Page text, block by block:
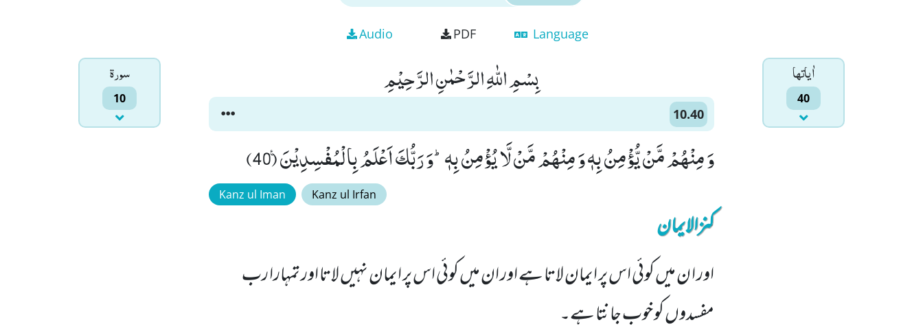
Audio PDF Language
سورۃ
10
اٰياتها
40
بِسْمِ اللّٰهِ الرَّحْمٰنِ الرَّحِیْمِ
10.40
وَ مِنْهُمْ مَّنْ یُّؤْمِنُ بِهٖ وَ مِنْهُمْ مَّنْ لَّا یُؤْمِنُ بِهٖؕ-وَ رَبُّكَ اَعْلَمُ بِالْمُفْسِدِیْنَ۠ (40)
Kanz ul Iman Kanz ul Irfan
کنزالایمان
اور ا ن میں کوئی اس پر ایمان لاتا ہے اور ان میں کوئی اس پر ایمان نہیں لاتا اور تمہارا رب
مفسدوں کو خوب جانتا ہے۔